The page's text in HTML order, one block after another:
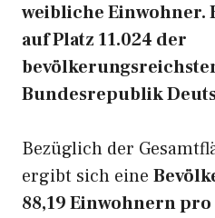
weibliche Einwohner.
auf Platz 11.024 der
Bundesrepublik
Bezüglich der
ergibt sich eine
88,19 Einwohnern pro